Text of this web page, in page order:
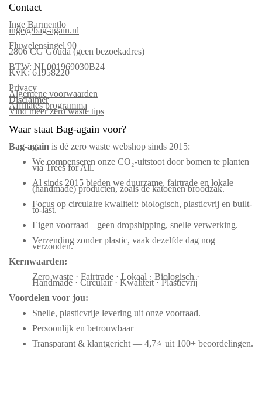
Contact
Inge Barmentlo
inge@bag-again.nl
Fluwelensingel 90
2806 CG Gouda (geen bezoekadres)
BTW: NL001969030B24
KvK: 61958220
Privacy
Algemene voorwaarden
Disclaimer
Affiliates programma
Vind meer zero waste tips
Waar staat Bag-again voor?
Bag‑again is dé zero waste webshop sinds 2015:
We compenseren onze CO₂-uitstoot door bomen te planten
via Trees for All.
Al sinds 2015 bieden we duurzame, fairtrade en lokale
(handmade) producten, zoals de katoenen broodzak.
Focus op circulaire kwaliteit: biologisch, plasticvrij en built-
to-last.
Eigen voorraad – geen dropshipping, snelle verwerking.
Verzending zonder plastic, vaak dezelfde dag nog
verzonden.
Kernwaarden:
Zero waste · Fairtrade · Lokaal · Biologisch ·
Handmade · Circulair · Kwaliteit · Plasticvrij
Voordelen voor jou:
Snelle, plasticvrije levering uit onze voorraad.
Persoonlijk en betrouwbaar
Transparant & klantgericht — 4,7⭐ uit 100+ beoordelingen.